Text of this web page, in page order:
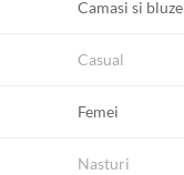
Camasi si bluze
Casual
Femei
Nasturi